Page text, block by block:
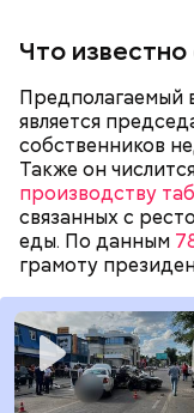
Что
Предполагаемый
является
собственников
Также он
производству
связанных с
еды. По данным
грамоту
— Гасанов
объект
были отказаться,
что в рамках
прим. «ВМ») нет
вопросов по
рассказывал
суде.
Позднее Миссюра
подозреваемый
влияет на ход
связей,
и говорит, что